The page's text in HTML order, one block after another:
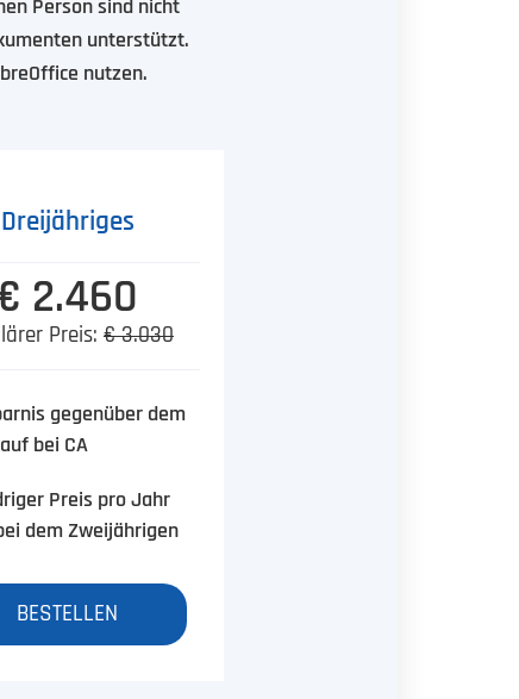
Person sind nicht
unterstützt.
nutzen.
Dreijähriges
2.460
Preis: € 3.030
gegenüber dem
bei CA
Preis pro Jahr
dem Zweijährigen
BESTELLEN